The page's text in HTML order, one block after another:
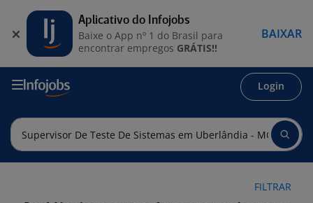
Login
FILTRAR
Aplicativo do Infojobs
Baixe o App nº 1 do Brasil para
encontrar empregos GRÁTIS!!
BAIXAR